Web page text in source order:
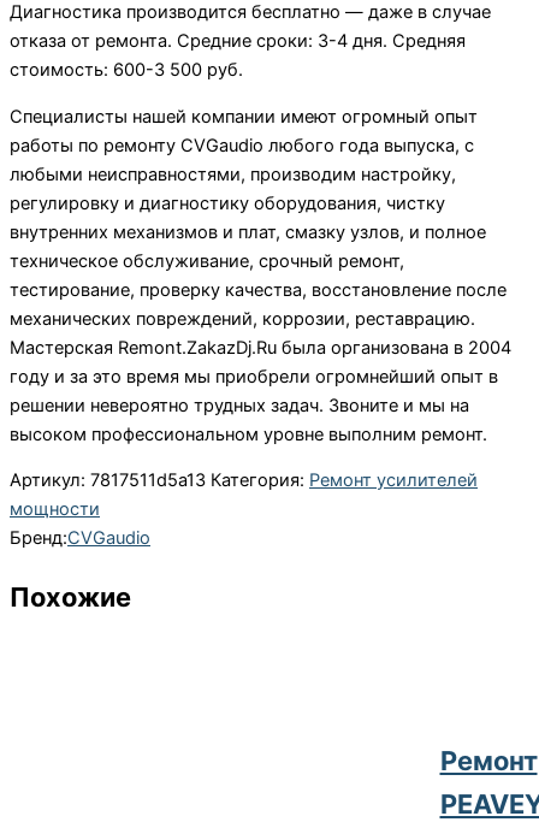
Диагностика производится бесплатно — даже в случае
отказа от ремонта. Средние сроки: 3-4 дня. Средняя
стоимость: 600-3 500 руб.
Специалисты нашей компании имеют огромный опыт
работы по ремонту CVGaudio любого года выпуска, с
любыми неисправностями, производим настройку,
регулировку и диагностику оборудования, чистку
внутренних механизмов и плат, смазку узлов, и полное
техническое обслуживание, срочный ремонт,
тестирование, проверку качества, восстановление после
механических повреждений, коррозии, реставрацию.
Мастерская Remont.ZakazDj.Ru была организована в 2004
году и за это время мы приобрели огромнейший опыт в
решении невероятно трудных задач. Звоните и мы на
высоком профессиональном уровне выполним ремонт.
Артикул: 7817511d5a13 Категория: Ремонт усилителей
мощности
Бренд:CVGaudio
Похожие
Ремонт